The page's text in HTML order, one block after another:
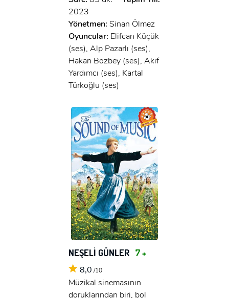
2023
Yönetmen: Sinan Ölmez
Oyuncular: Elifcan Küçük
(ses), Alp Pazarlı (ses),
Hakan Bozbey (ses), Akif
Yardımcı (ses), Kartal
Türkoğlu (ses)
NEŞELİ GÜNLER 7 +
8,0 /10
Müzikal sinemasının
doruklarından biri, bol